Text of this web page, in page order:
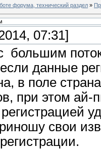
форума, технический раздел »
07:31]
большим
данные
в поле
при этом
свои